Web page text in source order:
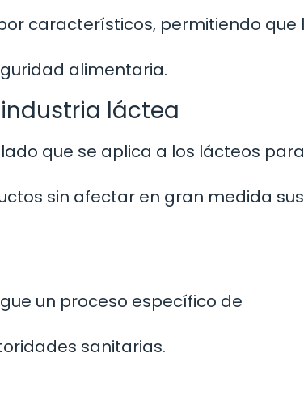
característicos, permitiendo que
alimentaria.
láctea
que se aplica a los lácteos para
sin afectar en gran medida sus
un proceso específico de
sanitarias.